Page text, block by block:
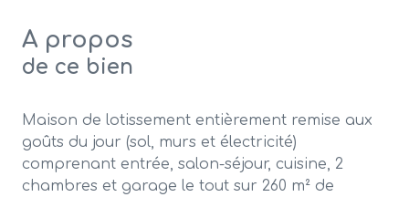
A propos
de ce bien
Maison de lotissement entièrement remise aux
goûts du jour (sol, murs et électricité)
comprenant entrée, salon-séjour, cuisine, 2
chambres et garage le tout sur 260 m² de